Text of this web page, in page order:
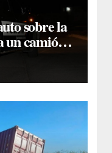
sobre la
un camión